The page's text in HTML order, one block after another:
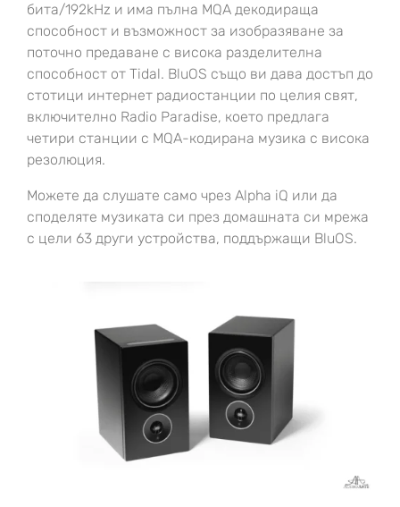
бита/192kHz и има пълна MQA декодираща
способност и възможност за изобразяване за
поточно предаване с висока разделителна
способност от Tidal. BluOS също ви дава достъп до
стотици интернет радиостанции по целия свят,
включително Radio Paradise, което предлага
четири станции с MQA-кодирана музика с висока
резолюция.
Можете да слушате само чрез Alpha iQ или да
споделяте музиката си през домашната си мрежа
с цели 63 други устройства, поддържащи BluOS.